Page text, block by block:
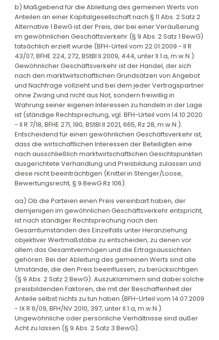
b) Maßgebend für die Ableitung des gemeinen Werts von
Anteilen an einer Kapitalgesellschaft nach § 11 Abs. 2 Satz 2
Alternative 1 BewG ist der Preis, der bei einer Veräußerung
im gewöhnlichen Geschäftsverkehr (§ 9 Abs. 2 Satz 1 BewG)
tatsächlich erzielt wurde (BFH-Urteil vom 22.01.2009 - II R
43/07, BFHE 224, 272, BStBl II 2009, 444, unter II.1.a, m.w.N.).
Gewöhnlicher Geschäftsverkehr ist der Handel, der sich
nach den marktwirtschaftlichen Grundsätzen von Angebot
und Nachfrage vollzieht und bei dem jeder Vertragspartner
ohne Zwang und nicht aus Not, sondern freiwillig in
Wahrung seiner eigenen Interessen zu handeln in der Lage
ist (ständige Rechtsprechung, vgl. BFH-Urteil vom 14.10.2020
- II R 7/18, BFHE 271, 190, BStBl II 2021, 665, Rz 28, m.w.N.).
Entscheidend für einen gewöhnlichen Geschäftsverkehr ist,
dass die wirtschaftlichen Interessen der Beteiligten eine
nach ausschließlich marktwirtschaftlichen Gesichtspunkten
ausgerichtete Verhandlung und Preisbildung zulassen und
diese nicht beeinträchtigen (Knittel in Stenger/Loose,
Bewertungsrecht, § 9 BewG Rz 106).
aa) Ob die Parteien einen Preis vereinbart haben, der
demjenigen im gewöhnlichen Geschäftsverkehr entspricht,
ist nach ständiger Rechtsprechung nach den
Gesamtumständen des Einzelfalls unter Heranziehung
objektiver Wertmaßstäbe zu entscheiden, zu denen vor
allem das Gesamtvermögen und die Ertragsaussichten
gehören. Bei der Ableitung des gemeinen Werts sind alle
Umstände, die den Preis beeinflussen, zu berücksichtigen
(§ 9 Abs. 2 Satz 2 BewG). Auszuklammern sind dabei solche
preisbildenden Faktoren, die mit der Beschaffenheit der
Anteile selbst nichts zu tun haben (BFH-Urteil vom 14.07.2009
- IX R 6/09, BFH/NV 2010, 397, unter II.1.a, m.w.N.).
Ungewöhnliche oder persönliche Verhältnisse sind außer
Acht zu lassen (§ 9 Abs. 2 Satz 3 BewG).